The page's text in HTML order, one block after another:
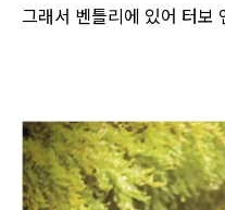
그래서 벤틀리에 있어 터보